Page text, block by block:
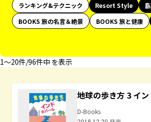
ランキング&テクニック
Resort Style
BOOKS 旅の名言＆絶景
BOOKS 旅と健康
1〜20件/96件中 を表示
地球の歩き方 3 イ
D-Books